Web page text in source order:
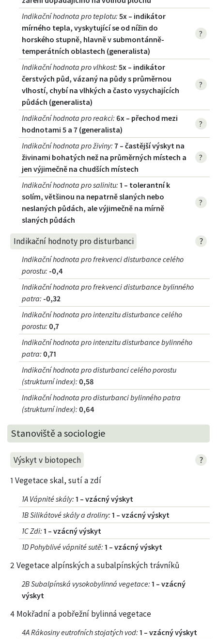
Indikační hodnota pro teplotu: 5x – indikátor
mírného tepla, vyskytující se od nížin do
horského stupně, hlavně v submontánně-
temperátních oblastech (generalista)
?
Indikační hodnota pro vlhkost: 5x – indikátor
čerstvých půd, vázaný na půdy s průměrnou
vlhostí, chybí na vlhkých a často vysychajících
půdách (generalista)
?
Indikační hodnota pro reakci: 6x – přechod mezi
hodnotami 5 a 7 (generalista)
?
Indikační hodnota pro živiny: 7 – častější výskyt na
živinami bohatých než na průměrných místech a
jen výjimečně na chudších místech
?
Indikační hodnota pro salinitu: 1 – tolerantní k
solím, většinou na nepatrně slaných nebo
neslaných půdách, ale výjimečně na mírně
slaných půdách
?
Indikační hodnoty pro disturbanci ?
Indikační hodnota pro frekvenci disturbance celého
porostu: -0,4
Indikační hodnota pro frekvenci disturbance bylinného
patra: -0,32
Indikační hodnota pro intenzitu disturbance celého
porostu: 0,7
Indikační hodnota pro intenzitu disturbance bylinného
patra: 0,71
Indikační hodnota pro disturbanci celého porostu
(strukturní index): 0,58
Indikační hodnota pro disturbanci bylinného patra
(strukturní index): 0,64
Stanoviště a sociologie
Výskyt v biotopech ?
1 Vegetace skal, sutí a zdí
1A Vápnité skály: 1 – vzácný výskyt
1B Silikátové skály a droliny: 1 – vzácný výskyt
1C Zdi: 1 – vzácný výskyt
1D Pohyblivé vápnité sutě: 1 – vzácný výskyt
2 Vegetace alpínských a subalpínských trávníků
2B Subalpínská vysokobylinná vegetace: 1 – vzácný
výskyt
4 Mokřadní a pobřežní bylinná vegetace
4A Rákosiny eutrofních stojatých vod: 1 – vzácný výskyt